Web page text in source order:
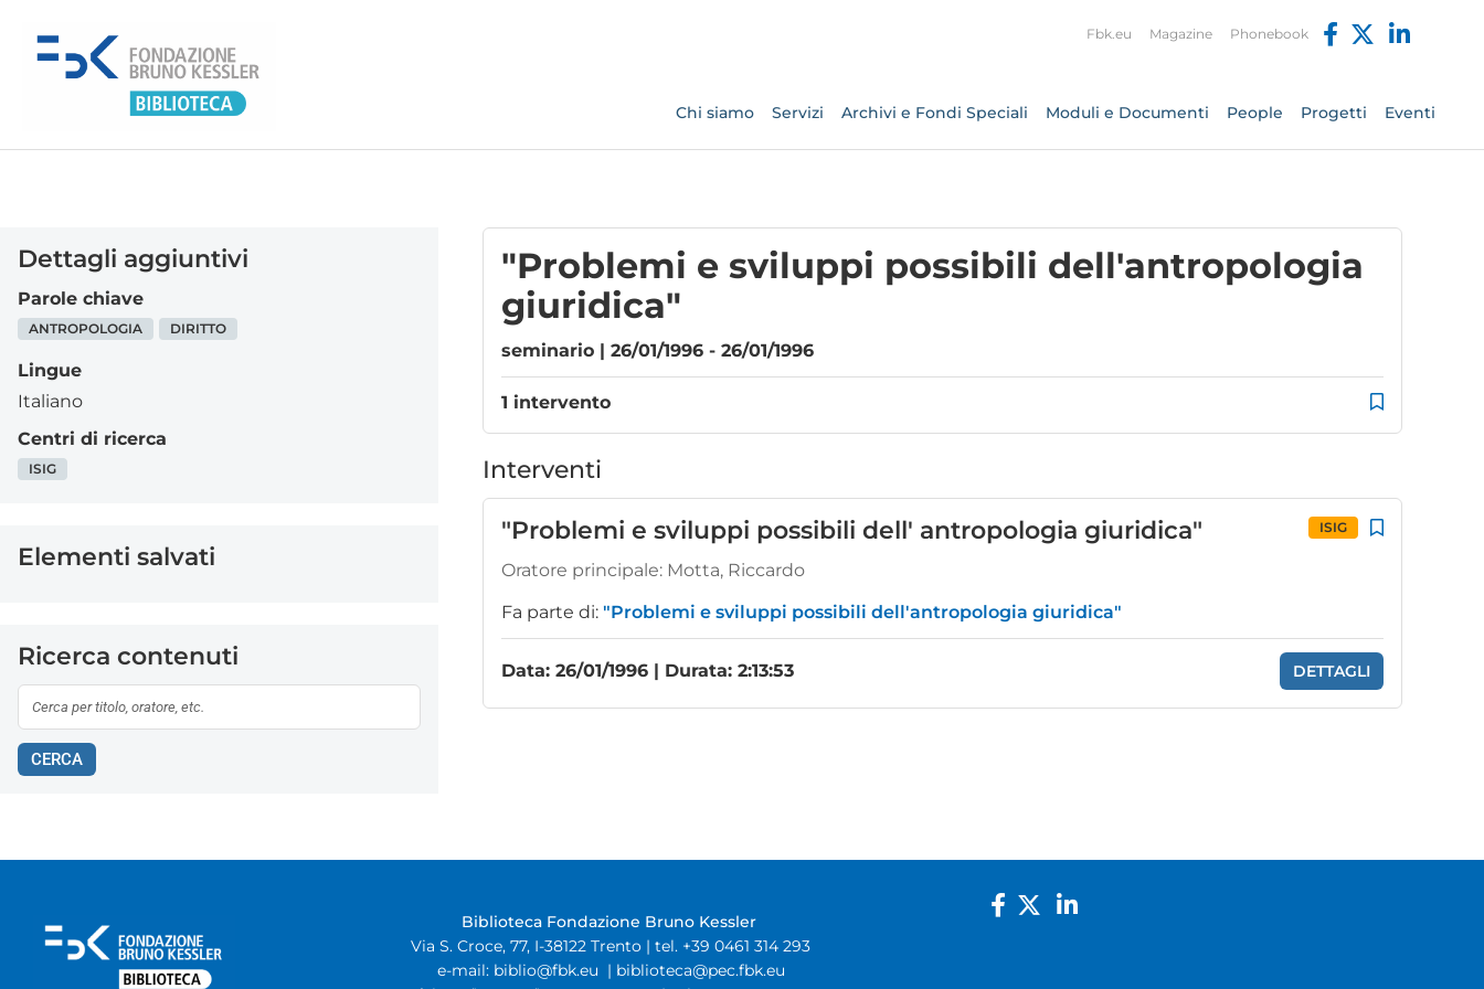
Fbk.eu Magazine Phonebook
Chi siamo Servizi Archivi e Fondi Speciali Moduli e Documenti People Progetti Eventi
Dettagli aggiuntivi
Parole chiave
ANTROPOLOGIA DIRITTO
Lingue
Italiano
Centri di ricerca
ISIG
Elementi salvati
Ricerca contenuti
CERCA
"Problemi e sviluppi possibili dell'antropologia
giuridica"
seminario | 26/01/1996 - 26/01/1996
1 intervento
Interventi
"Problemi e sviluppi possibili dell' antropologia giuridica" ISIG
Oratore principale: Motta, Riccardo
Fa parte di: "Problemi e sviluppi possibili dell'antropologia giuridica"
Data: 26/01/1996 | Durata: 2:13:53 DETTAGLI
Biblioteca Fondazione Bruno Kessler
Via S. Croce, 77, I-38122 Trento | tel. +39 0461 314 293
e-mail: biblio@fbk.eu | biblioteca@pec.fbk.eu